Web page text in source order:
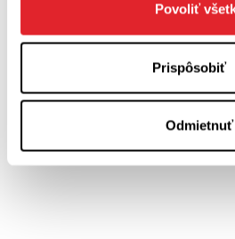
Povoliť
Prispôsobiť
Odmietnuť